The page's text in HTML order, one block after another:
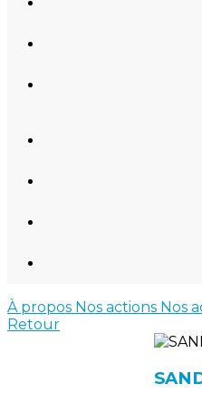
À propos Nos actions Nos
Retour